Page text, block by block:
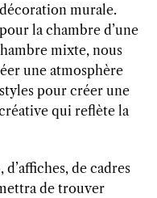
murale.
la chambre d’une
mixte, nous
une atmosphère
pour créer une
qui reflète la
de cadres
de trouver